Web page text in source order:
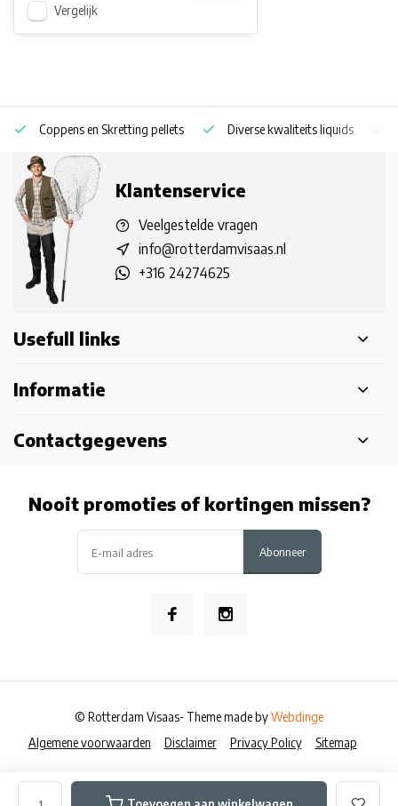
Vergelijk
Coppens en Skretting pellets Diverse kwaliteits liquids
Klantenservice
Veelgestelde vragen
info@rotterdamvisaas.nl
+316 24274625
Usefull links
Informatie
Contactgegevens
Nooit promoties of kortingen missen?
Abonneer
Algemene voorwaarden Disclaimer Privacy Policy Sitemap
© Rotterdam Visaas- Theme made byWebdinge